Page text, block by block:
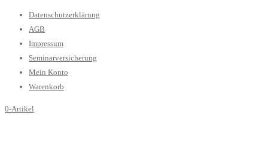
Datenschutzerklärung
AGB
Impressum
Seminarversicherung
Mein Konto
Warenkorb
0-Artikel